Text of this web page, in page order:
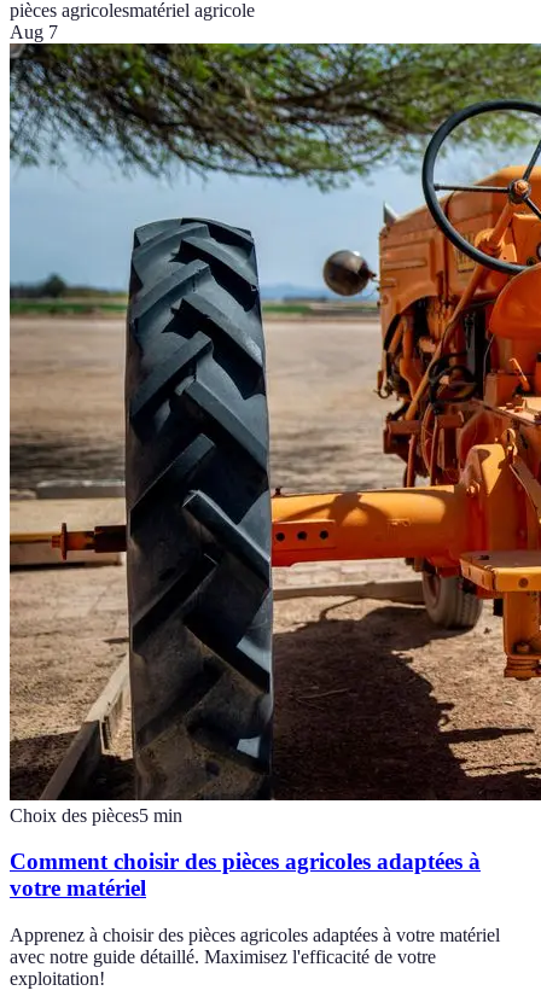
pièces agricolesmatériel agricole
Aug 7
Choix des pièces5 min
Comment choisir des pièces agricoles adaptées à
votre matériel
Apprenez à choisir des pièces agricoles adaptées à votre matériel
avec notre guide détaillé. Maximisez l'efficacité de votre
exploitation!